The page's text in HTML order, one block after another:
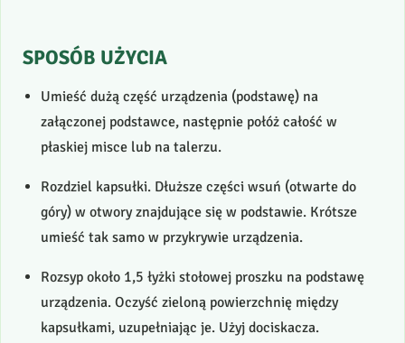
SPOSÓB UŻYCIA
Umieść dużą część urządzenia (podstawę) na
załączonej podstawce, następnie połóż całość w
płaskiej misce lub na talerzu.
Rozdziel kapsułki. Dłuższe części wsuń (otwarte do
góry) w otwory znajdujące się w podstawie. Krótsze
umieść tak samo w przykrywie urządzenia.
Rozsyp około 1,5 łyżki stołowej proszku na podstawę
urządzenia. Oczyść zieloną powierzchnię między
kapsułkami, uzupełniając je. Użyj dociskacza.